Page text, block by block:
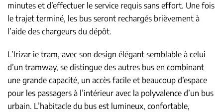
minutes et d’effectuer le service requis sans effort. Une fois
le trajet terminé, les bus seront rechargés brièvement à
l’aide des chargeurs du dépôt.
L’Irizar ie tram, avec son design élégant semblable à celui
d’un tramway, se distingue des autres bus en combinant
une grande capacité, un accès facile et beaucoup d’espace
pour les passagers à l’intérieur avec la polyvalence d’un bus
urbain. L’habitacle du bus est lumineux, confortable,